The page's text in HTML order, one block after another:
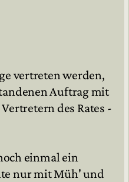
vertreten werden,
Auftrag mit
des Rates -
einmal ein
nur mit Müh' und